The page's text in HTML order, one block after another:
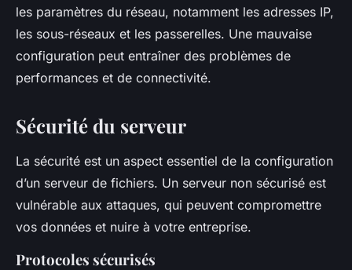
les paramètres du réseau, notamment les adresses IP,
les sous-réseaux et les passerelles. Une mauvaise
configuration peut entraîner des problèmes de
performances et de connectivité.
Sécurité du serveur
La sécurité est un aspect essentiel de la configuration
d’un serveur de fichiers. Un serveur non sécurisé est
vulnérable aux attaques, qui peuvent compromettre
vos données et nuire à votre entreprise.
Protocoles sécurisés